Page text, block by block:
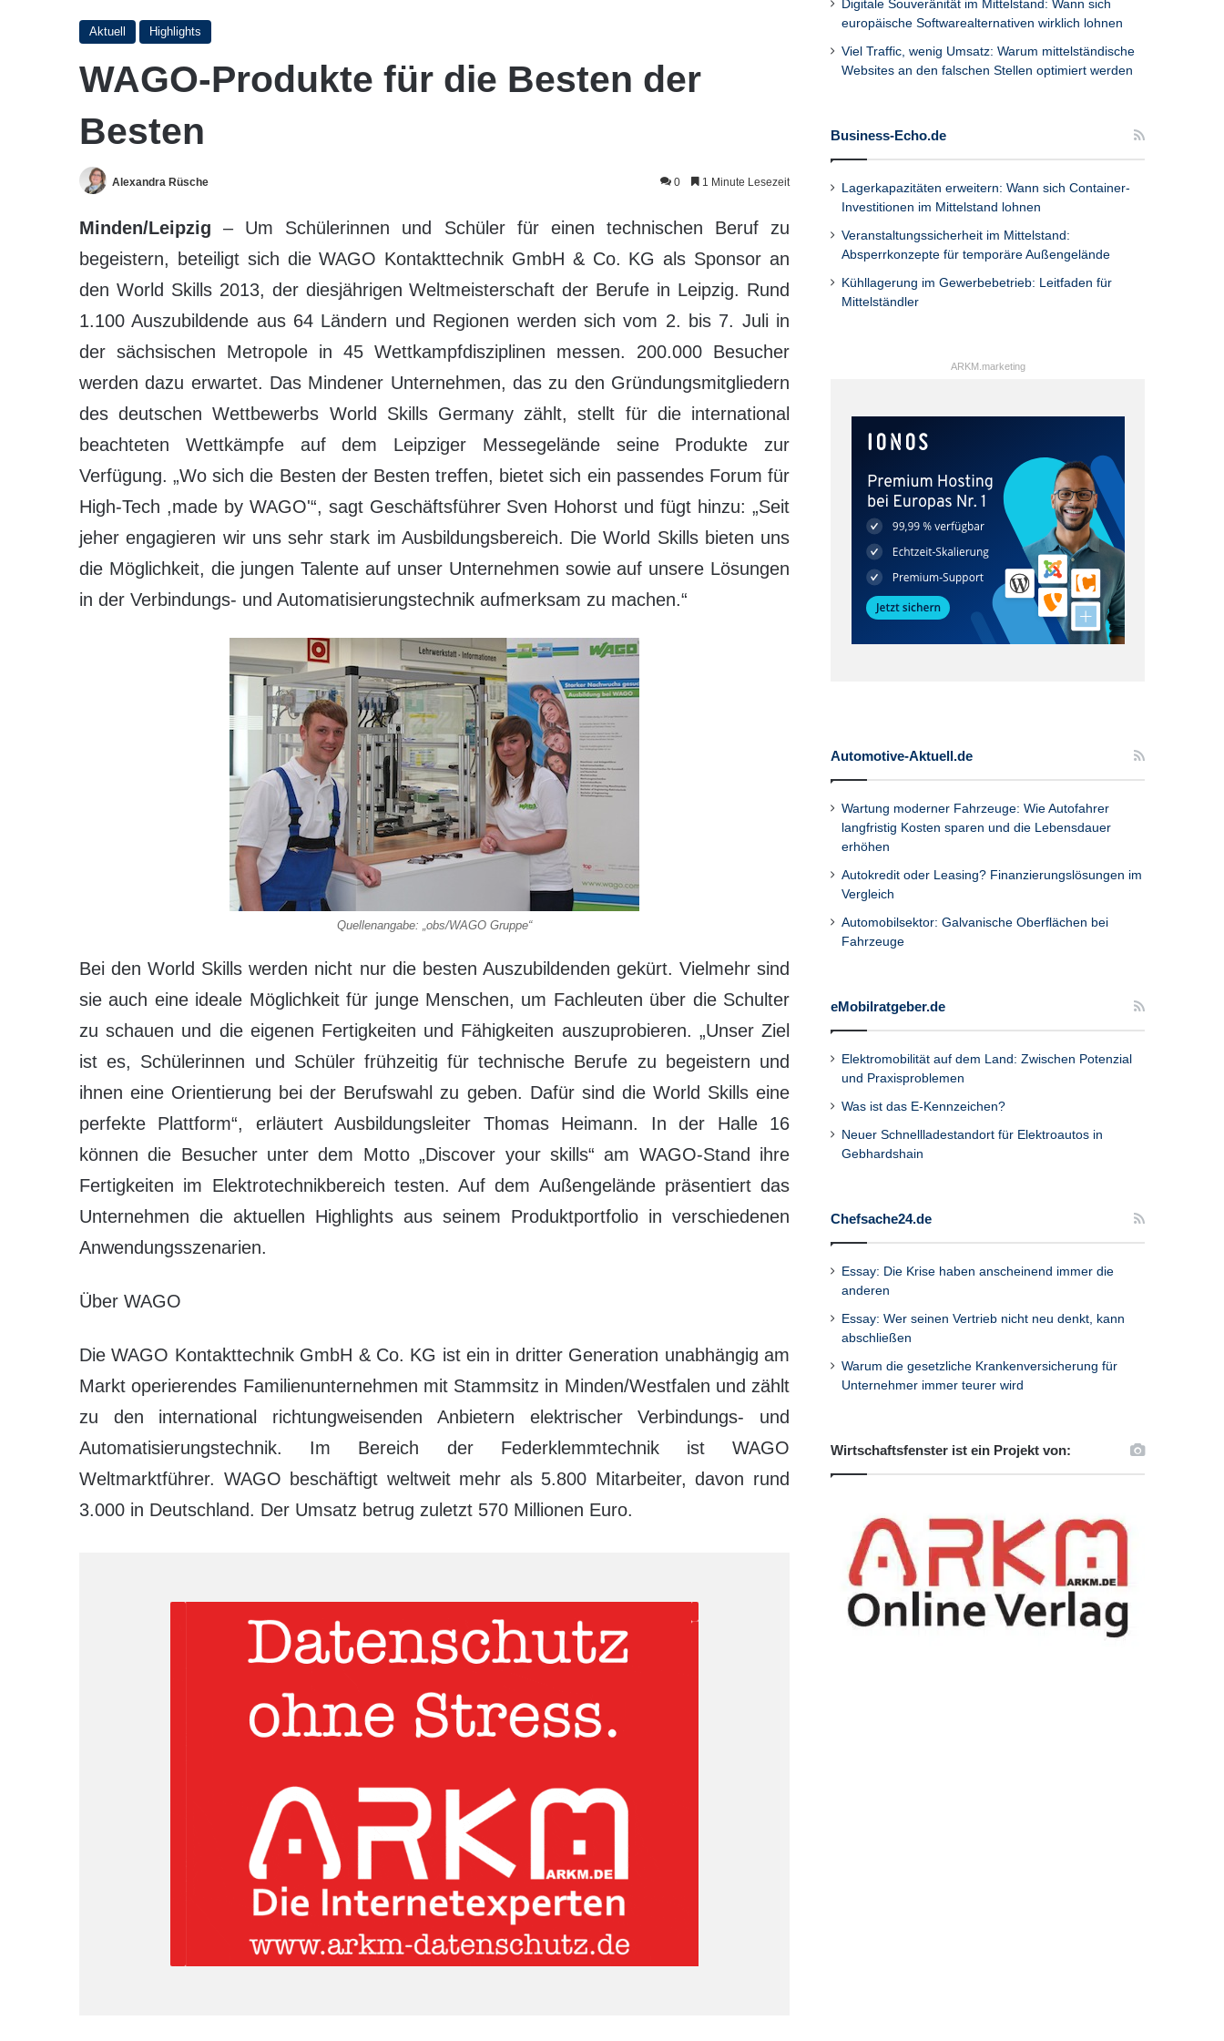
Aktuell Highlights
WAGO-Produkte für die Besten der
Besten
Alexandra Rüsche 0 1 Minute Lesezeit
Minden/Leipzig– Um Schülerinnen und Schüler für einen technischen Beruf zu
begeistern, beteiligt sich die WAGO Kontakttechnik GmbH & Co. KG als Sponsor an
den World Skills 2013, der diesjährigen Weltmeisterschaft der Berufe in Leipzig. Rund
1.100 Auszubildende aus 64 Ländern und Regionen werden sich vom 2. bis 7. Juli in
der sächsischen Metropole in 45 Wettkampfdisziplinen messen. 200.000 Besucher
werden dazu erwartet. Das Mindener Unternehmen, das zu den Gründungsmitgliedern
des deutschen Wettbewerbs World Skills Germany zählt, stellt für die international
beachteten Wettkämpfe auf dem Leipziger Messegelände seine Produkte zur
Verfügung. „Wo sich die Besten der Besten treffen, bietet sich ein passendes Forum für
High-Tech ,made by WAGO'“, sagt Geschäftsführer Sven Hohorst und fügt hinzu: „Seit
jeher engagieren wir uns sehr stark im Ausbildungsbereich. Die World Skills bieten uns
die Möglichkeit, die jungen Talente auf unser Unternehmen sowie auf unsere Lösungen
in der Verbindungs- und Automatisierungstechnik aufmerksam zu machen.“
Quellenangabe: „obs/WAGO Gruppe“
Bei den World Skills werden nicht nur die besten Auszubildenden gekürt. Vielmehr sind
sie auch eine ideale Möglichkeit für junge Menschen, um Fachleuten über die Schulter
zu schauen und die eigenen Fertigkeiten und Fähigkeiten auszuprobieren. „Unser Ziel
ist es, Schülerinnen und Schüler frühzeitig für technische Berufe zu begeistern und
ihnen eine Orientierung bei der Berufswahl zu geben. Dafür sind die World Skills eine
perfekte Plattform“, erläutert Ausbildungsleiter Thomas Heimann. In der Halle 16
können die Besucher unter dem Motto „Discover your skills“ am WAGO-Stand ihre
Fertigkeiten im Elektrotechnikbereich testen. Auf dem Außengelände präsentiert das
Unternehmen die aktuellen Highlights aus seinem Produktportfolio in verschiedenen
Anwendungsszenarien.
Über WAGO
Die WAGO Kontakttechnik GmbH & Co. KG ist ein in dritter Generation unabhängig am
Markt operierendes Familienunternehmen mit Stammsitz in Minden/Westfalen und zählt
zu den international richtungweisenden Anbietern elektrischer Verbindungs- und
Automatisierungstechnik. Im Bereich der Federklemmtechnik ist WAGO
Weltmarktführer. WAGO beschäftigt weltweit mehr als 5.800 Mitarbeiter, davon rund
3.000 in Deutschland. Der Umsatz betrug zuletzt 570 Millionen Euro.
Digitale Souveränität im Mittelstand: Wann sich
europäische Softwarealternativen wirklich lohnen
Viel Traffic, wenig Umsatz: Warum mittelständische
Websites an den falschen Stellen optimiert werden
Business-Echo.de
Lagerkapazitäten erweitern: Wann sich Container-
Investitionen im Mittelstand lohnen
Veranstaltungssicherheit im Mittelstand:
Absperrkonzepte für temporäre Außengelände
Kühllagerung im Gewerbebetrieb: Leitfaden für
Mittelständler
ARKM.marketing
Automotive-Aktuell.de
Wartung moderner Fahrzeuge: Wie Autofahrer
langfristig Kosten sparen und die Lebensdauer
erhöhen
Autokredit oder Leasing? Finanzierungslösungen im
Vergleich
Automobilsektor: Galvanische Oberflächen bei
Fahrzeuge
eMobilratgeber.de
Elektromobilität auf dem Land: Zwischen Potenzial
und Praxisproblemen
Was ist das E-Kennzeichen?
Neuer Schnellladestandort für Elektroautos in
Gebhardshain
Chefsache24.de
Essay: Die Krise haben anscheinend immer die
anderen
Essay: Wer seinen Vertrieb nicht neu denkt, kann
abschließen
Warum die gesetzliche Krankenversicherung für
Unternehmer immer teurer wird
Wirtschaftsfenster ist ein Projekt von: